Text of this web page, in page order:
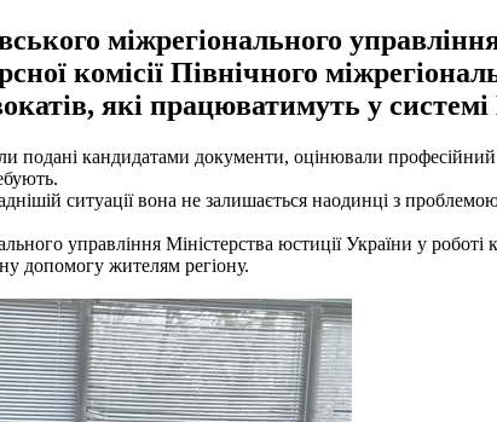
міжрегіонального
комісії Північного
які працюватимуть у
подані кандидатами документи, оцінювали
ситуації вона не залишається наодинці з
управління Міністерства юстиції України у
допомогу жителям регіону.